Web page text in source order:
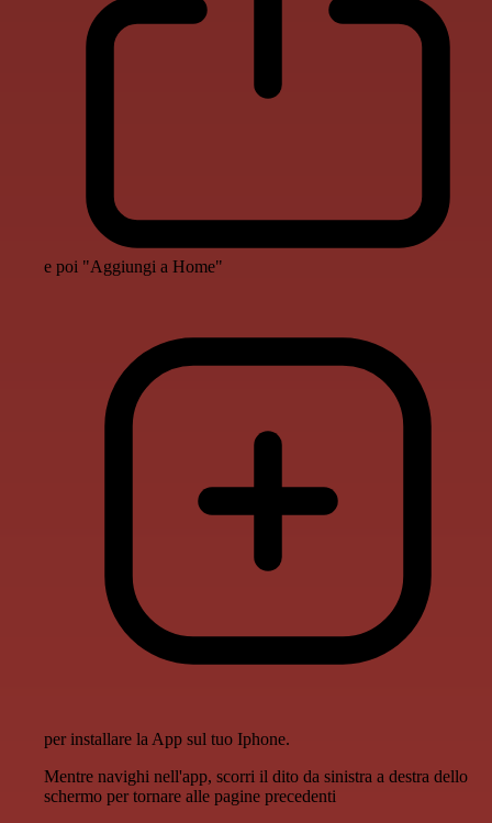
e poi "Aggiungi a Home"
per installare la App sul tuo Iphone.
Mentre navighi nell'app, scorri il dito da sinistra a destra dello
schermo per tornare alle pagine precedenti